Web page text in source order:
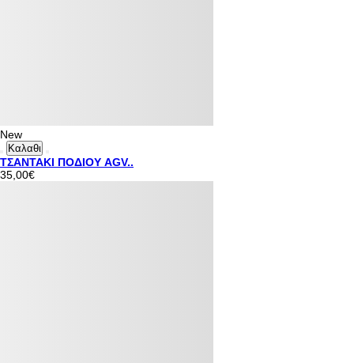
New
Καλαθι
ΤΣΑΝΤΑΚΙ ΠΟΔΙΟΥ AGV..
35,00€